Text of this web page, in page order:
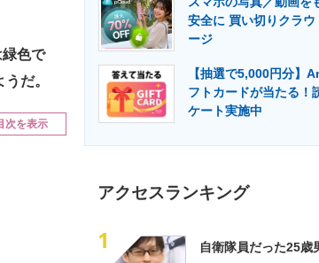
エネルギーの専門メディア 建設×テクノロジーの
色で
だ。
次を表示
安全に 買い切りクラウ
ージ
【抽選で5,000円分】
フトカードが当たる！
ケート実施中
アクセスランキング
1
自衛隊員だった25